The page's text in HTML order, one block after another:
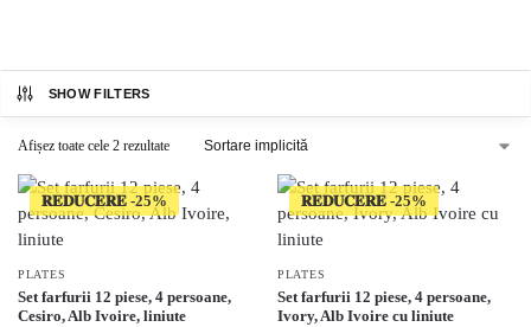
SHOW FILTERS
Afișez toate cele 2 rezultate
𝐑𝐄𝐃𝐔𝐂𝐄𝐑𝐄
PLATES
Set farfurii 12 piese, 4 persoane,
Cesiro, Alb Ivoire, liniute
𝐑𝐄𝐃𝐔𝐂𝐄𝐑𝐄
PLATES
Set farfurii 12 piese, 4 persoane,
Ivory, Alb Ivoire cu liniute